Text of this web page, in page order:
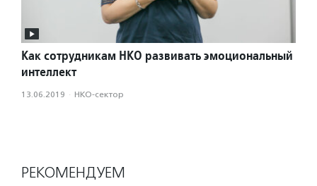
Как сотрудникам НКО развивать эмоциональный
интеллект
13.06.2019 · НКО-сектор
РЕКОМЕНДУЕМ